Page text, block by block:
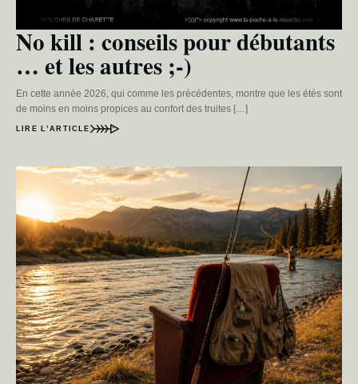
No kill : conseils pour débutants
… et les autres ;-)
En cette année 2026, qui comme les précédentes, montre que les étés sont
de moins en moins propices au confort des truites […]
LIRE L’ARTICLE